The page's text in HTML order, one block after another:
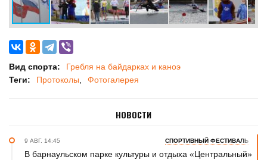
Вид спорта:
Гребля на байдарках и каноэ
Теги:
Протоколы Фотогалерея
НОВОСТИ
9 АВГ. 14:45 СПОРТИВНЫЙ ФЕСТИВАЛЬ
В барнаульском парке культуры и отдыха «Центральный»